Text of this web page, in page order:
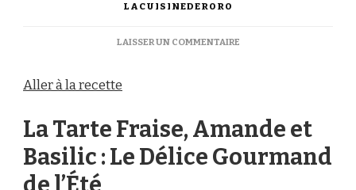
LACUISINEDERORO
LAISSER UN COMMENTAIRESUR
BASILIC
Aller à la recette
La Tarte Fraise, Amande et
Basilic : Le Délice Gourmand